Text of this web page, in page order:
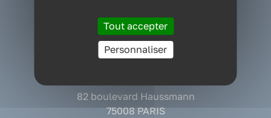
CONTACT
Cabinet conseil QVT Nantes Siège
75 rue des Français Libres
44200 NANTES Cedex 2
82 boulevard Haussmann
75008 PARIS
Tout accepter
Personnaliser